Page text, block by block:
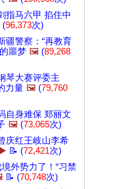
指马六甲 掐住中
(96,373次)
疆警察：“再教育
噩梦 🖼️ (89,268
琴大赛评委主
力量 🖼️ (79,760
自身难保 郑丽文
🖼️ (73,065次)
庆红王岐山李希
▶️ 📝 (72,421次)
外势力了！“习禁
📝 (70,748次)